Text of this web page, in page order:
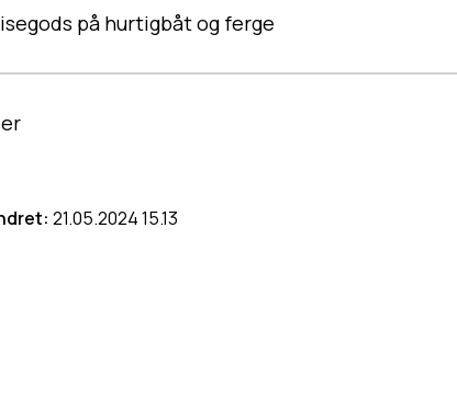
på hurtigbåt og ferge
21.05.2024 15.13